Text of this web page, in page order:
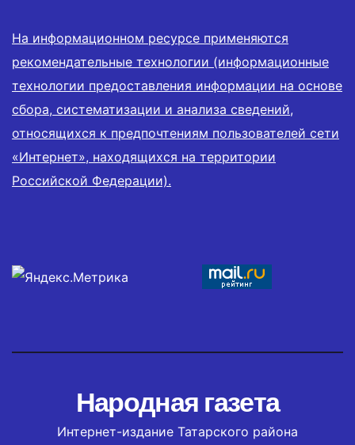
На информационном ресурсе применяются
рекомендательные технологии (информационные
технологии предоставления информации на основе
сбора, систематизации и анализа сведений,
относящихся к предпочтениям пользователей сети
«Интернет», находящихся на территории
Российской Федерации).
Народная газета
Интернет-издание Татарского района